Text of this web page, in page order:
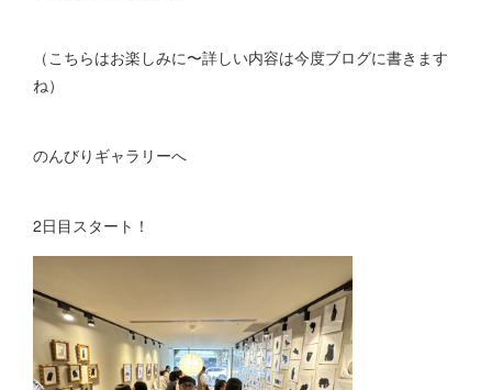
（こちらはお楽しみに〜詳しい内容は今度ブログに書きます
ね）
のんびりギャラリーへ
2日目スタート！